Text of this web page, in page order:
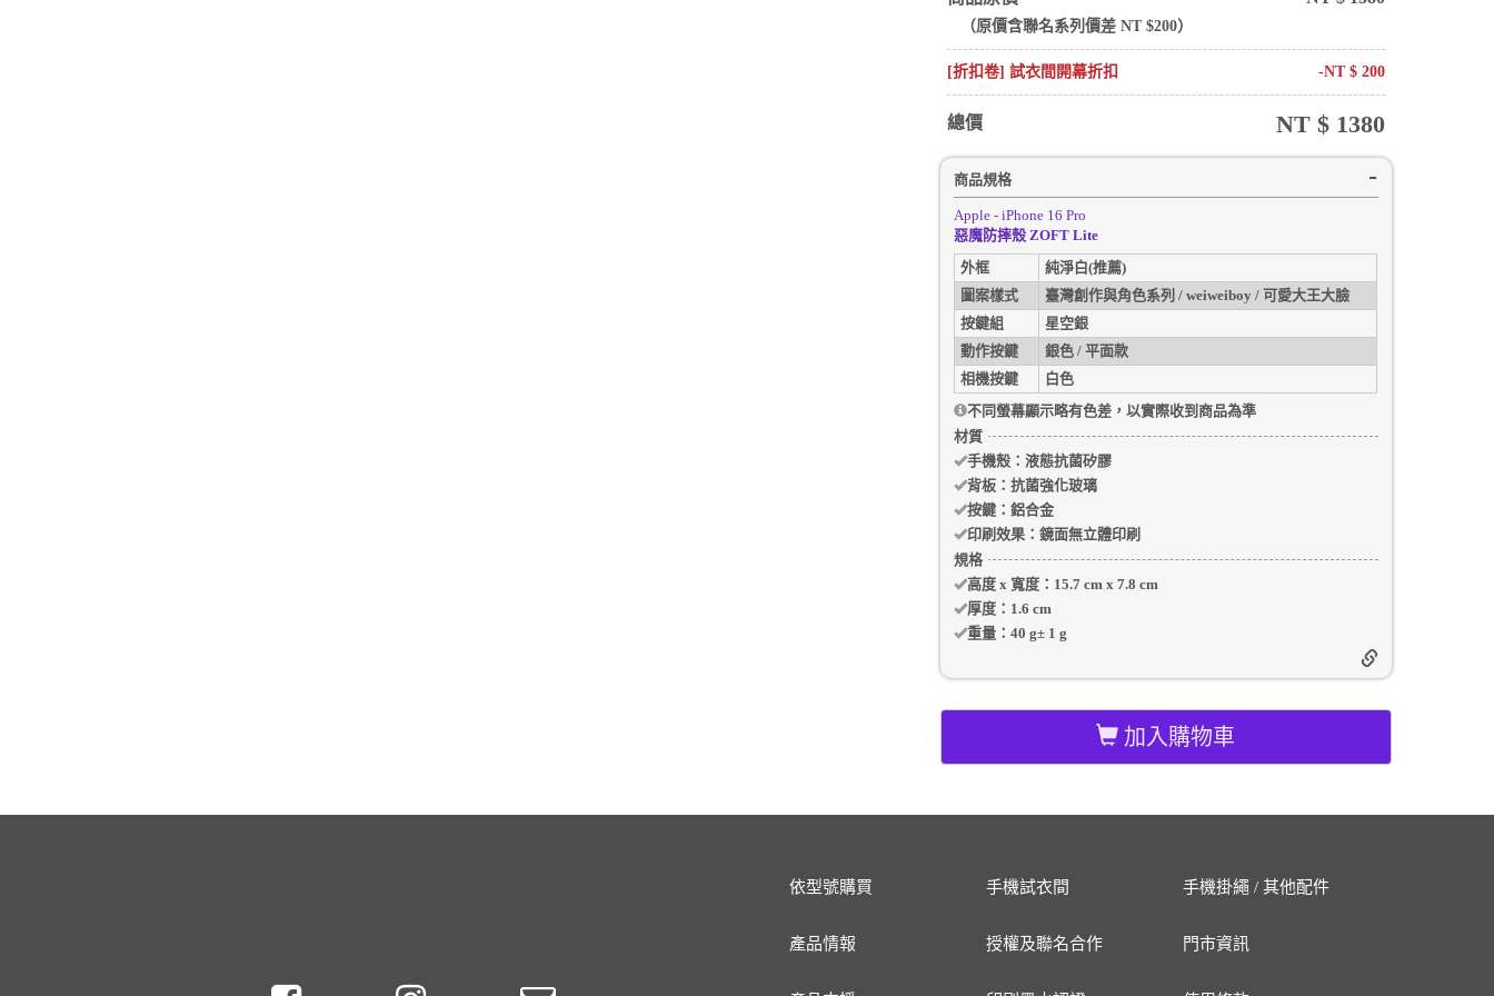
（原價含聯名系列 價差 NT $200）
[折扣卷] 試衣間開幕折扣 -NT $ 200
總價 NT $ 1380
商品規格
Apple - iPhone 16 Pro
惡魔防摔殼 ZOFT Lite
外框
純淨白(推薦)
圖案樣式
臺灣創作與角色系列 / weiweiboy / 可愛大王大臉
按鍵組
星空銀
動作按鍵
銀色 / 平面款
相機按鍵
白色
不同螢幕顯示略有色差，以實際收到商品為準
材質
手機殼：液態抗菌矽膠
背板：抗菌強化玻璃
按鍵： 鋁合金
印刷效果： 鏡面無立體印刷
規格
高度 x 寬度： 15.7 cm x 7.8 cm
厚度： 1.6 cm
重量： 40 g±1 g
加入購物車
依型號購買 手機試衣間 手機掛繩 / 其他配件
產品情報 授權及聯名合作 門市資訊